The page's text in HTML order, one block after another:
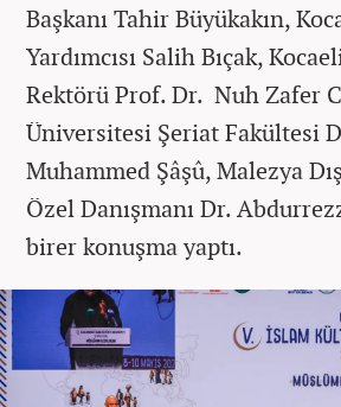
Başkanı Tahir Büyükakın,
Yardımcısı Salih Bıçak,
Rektörü Prof. Dr. Nuh Zafer
Üniversitesi Şeriat Fakültesi
Muhammed Şâşû, Malezya
Özel Danışmanı Dr.
birer konuşma yaptı.